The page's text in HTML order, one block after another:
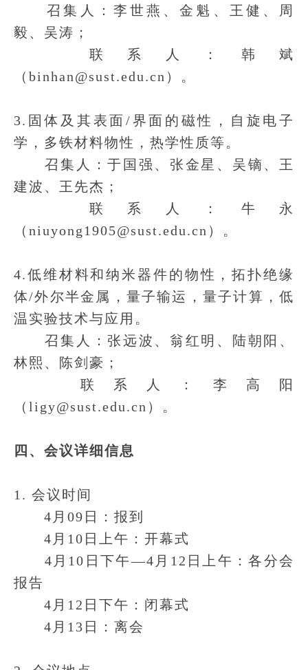
召集人：李世燕、金魁、王健、周
毅、吴涛；
联系人：韩斌
（binhan@sust.edu.cn）。
3.固体及其表面/界面的磁性，自旋电子
学，多铁材料物性，热学性质等。
召集人：于国强、张金星、吴镝、王
建波、王先杰；
联系人：牛永
（niuyong1905@sust.edu.cn）。
4.低维材料和纳米器件的物性，拓扑绝缘
体/外尔半金属，量子输运，量子计算，低
温实验技术与应用。
召集人：张远波、翁红明、陆朝阳、
林熙、陈剑豪；
联系人：李高阳
（ligy@sust.edu.cn）。
四、会议详细信息
1. 会议时间
4月09日：报到
4月10日上午：开幕式
4月10日下午—4月12日上午：各分会
报告
4月12日下午：闭幕式
4月13日：离会